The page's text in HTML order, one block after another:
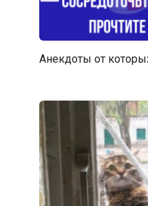
Анекдоты от